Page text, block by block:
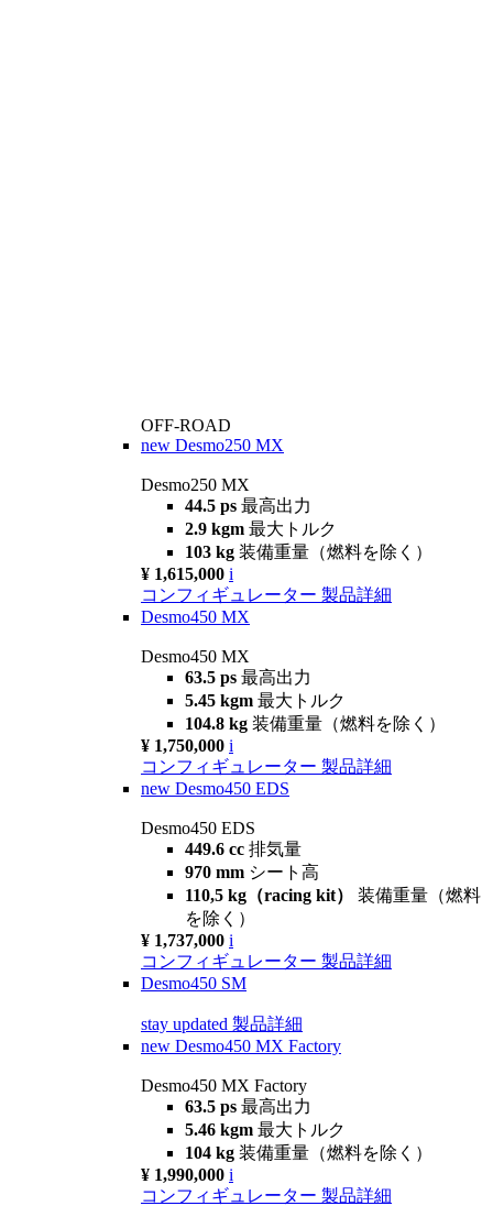
OFF-ROAD
new Desmo250 MX
Desmo250 MX
44.5 ps 最高出力
2.9 kgm 最大トルク
103 kg 装備重量（燃料を除く）
¥ 1,615,000 i
コンフィギュレーター 製品詳細
Desmo450 MX
Desmo450 MX
63.5 ps 最高出力
5.45 kgm 最大トルク
104.8 kg 装備重量（燃料を除く）
¥ 1,750,000 i
コンフィギュレーター 製品詳細
new Desmo450 EDS
Desmo450 EDS
449.6 cc 排気量
970 mm シート高
110,5 kg（racing kit） 装備重量（燃料
を除く）
¥ 1,737,000 i
コンフィギュレーター 製品詳細
Desmo450 SM
stay updated 製品詳細
new Desmo450 MX Factory
Desmo450 MX Factory
63.5 ps 最高出力
5.46 kgm 最大トルク
104 kg 装備重量（燃料を除く）
¥ 1,990,000 i
コンフィギュレーター 製品詳細